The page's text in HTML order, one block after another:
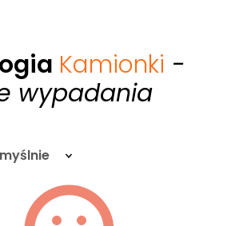
Kamionki -
wypadania